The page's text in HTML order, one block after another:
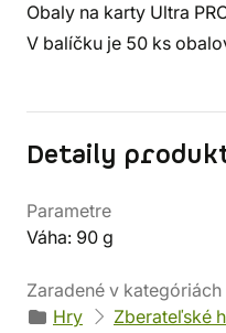
Obaly na karty Ultra
V balíčku je 50 ks
Detaily
Parametre
Váha: 90 g
Zaradené v kategóriách
Hry
Zberateľské